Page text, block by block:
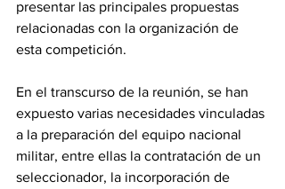
presentar las principales propuestas
relacionadas con la organización de
esta competición.
En el transcurso de la reunión, se han
expuesto varias necesidades vinculadas
a la preparación del equipo nacional
militar, entre ellas la contratación de un
seleccionador, la incorporación de